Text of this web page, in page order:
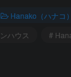
Hanako（ハナコ
ハウス
#